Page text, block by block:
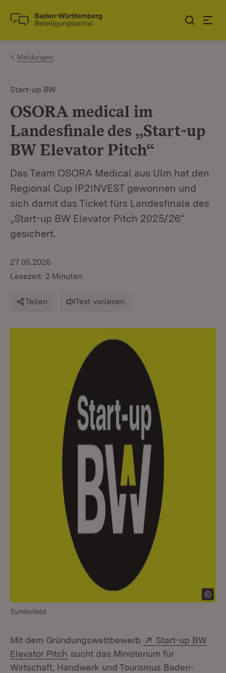
Zum Inhalt springen
Link zur Startseite
Meldungen
Start-up BW
OSORA medical im
Landesfinale des „Start-up
BW Elevator Pitch“
Das Team OSORA Medical aus Ulm hat den
Regional Cup IP2INVEST gewonnen und
sich damit das Ticket fürs Landesfinale des
„Start-up BW Elevator Pitch 2025/26“
gesichert.
27.05.2026
Lesezeit: 2 Minuten
Teilen Text vorlesen
Symbolbild
Mit dem Gründungswettbewerb Extern:
Start-up BW
Elevator Pitch (Öffnet in neuem Fenster)
sucht das Ministerium für
Wirtschaft, Handwerk und Tourismus Baden-